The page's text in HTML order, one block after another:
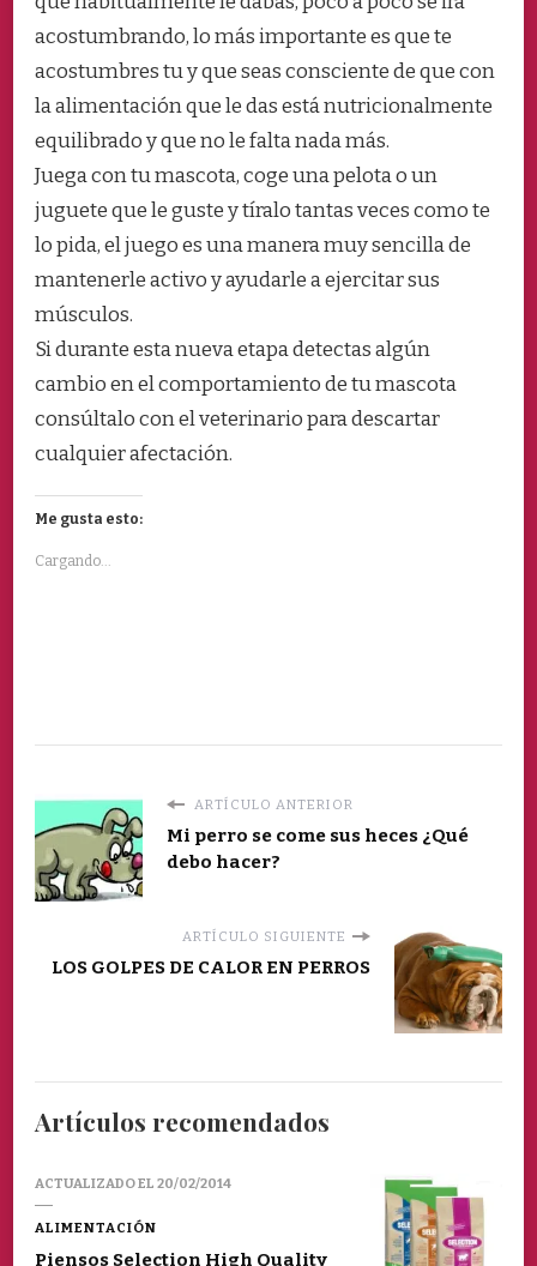
acostumbrando, lo más importante es que te
acostumbres tu y que seas consciente de que con
la alimentación que le das está nutricionalmente
equilibrado y que no le falta nada más.
Juega con tu mascota, coge una pelota o un
juguete que le guste y tíralo tantas veces como te
lo pida, el juego es una manera muy sencilla de
mantenerle activo y ayudarle a ejercitar sus
músculos.
Si durante esta nueva etapa detectas algún
cambio en el comportamiento de tu mascota
consúltalo con el veterinario para descartar
cualquier afectación.
Me gusta esto:
Cargando...
ARTÍCULO ANTERIOR
Mi perro se come sus heces ¿Qué
debo hacer?
ARTÍCULO SIGUIENTE
LOS GOLPES DE CALOR EN PERROS
Artículos recomendados
ACTUALIZADO EL 20/02/2014
ALIMENTACIÓN
Piensos Selection High Quality